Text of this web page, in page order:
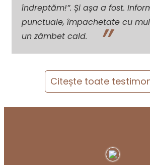
îndreptăm!”. Și așa a fost.
punctuale, împachetate cu
un zâmbet cald.
Citește toate